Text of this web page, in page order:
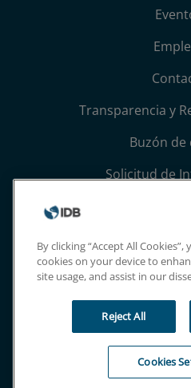
Transparencia y
Buzón de
Solicitud de
Términos, condiciones
By clicking “Accept All
cookies on your device to
site usage, and assist in our
Reject All
Cookies